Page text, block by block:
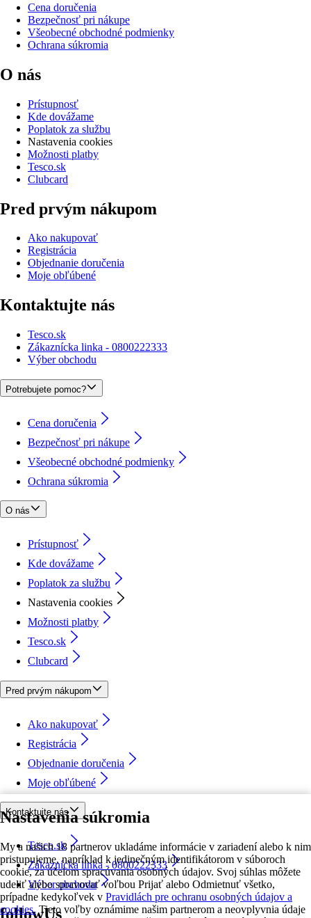
Nastavenia súkromia
My a našich 18 partnerov ukladáme informácie v zariadení alebo k nim
pristupujeme, napríklad k jedinečným identifikátorom v súboroch
cookie, za účelom spracúvania osobných údajov. Svoj súhlas môžete
udeliť alebo spravovať voľbou Prijať alebo Odmietnuť všetko,
prípadne kedykoľvek v Pravidlách pre ochranu osobných údajov a
cookies. Tieto voľby oznámime našim partnerom a neovplyvnia údaje
Cena doručenia
Bezpečnosť pri nákupe
Všeobecné obchodné podmienky
Ochrana súkromia
O nás
Prístupnosť
Kde dovážame
Poplatok za službu
Nastavenia cookies
Možnosti platby
Tesco.sk
Clubcard
Pred prvým nákupom
Ako nakupovať
Registrácia
Objednanie doručenia
Moje obľúbené
Kontaktujte nás
Tesco.sk
Zákaznícka linka - 0800222333
Výber obchodu
Potrebujete pomoc?
Cena doručenia
Bezpečnosť pri nákupe
Všeobecné obchodné podmienky
Ochrana súkromia
O nás
Prístupnosť
Kde dovážame
Poplatok za službu
Nastavenia cookies
Možnosti platby
Tesco.sk
Clubcard
Pred prvým nákupom
Ako nakupovať
Registrácia
Objednanie doručenia
Moje obľúbené
Kontaktujte nás
Tesco.sk
Zákaznícka linka - 0800222333
Výber obchodu
followUs